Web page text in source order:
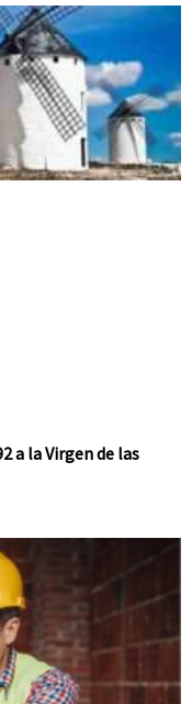
a la Virgen de las